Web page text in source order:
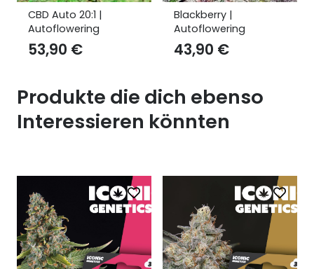
CBD Auto 20:1 |
Autoflowering
53,90 €
Blackberry |
Autoflowering
43,90 €
Produkte die dich ebenso
Interessieren könnten